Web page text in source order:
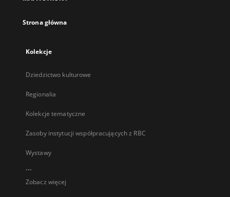
Strona główna
Kolekcje
Dziedzictwo kulturowe
Regionalia
Kolekcje tematyczne
Zasoby instytucji współpracujących z RBC
Wystawy
...
Zobacz więcej